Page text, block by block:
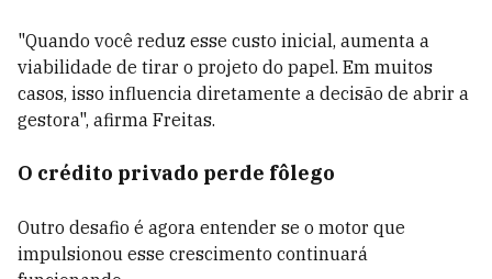
"Quando você reduz esse custo inicial, aumenta a
viabilidade de tirar o projeto do papel. Em muitos
casos, isso influencia diretamente a decisão de abrir a
gestora", afirma Freitas.
O crédito privado perde fôlego
Outro desafio é agora entender se o motor que
impulsionou esse crescimento continuará